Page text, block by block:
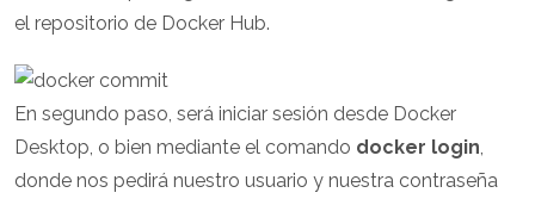
el repositorio de Docker Hub.
En segundo paso, será iniciar sesión desde Docker
Desktop, o bien mediante el comando docker login,
donde nos pedirá nuestro usuario y nuestra contraseña